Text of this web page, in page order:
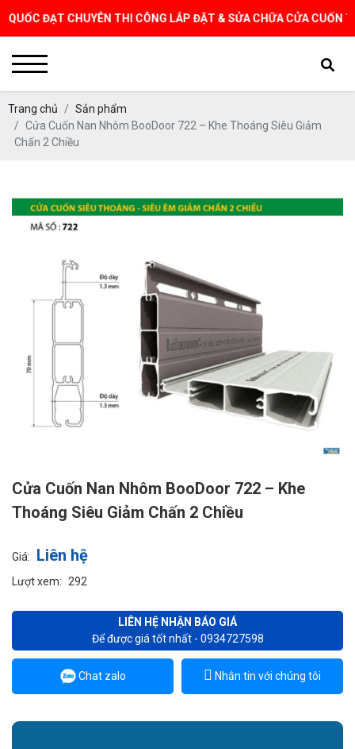
ĐẠT CHUYÊN THI CÔNG LẮP ĐẶT & SỬA CHỮA CỬA CUỐN TẠI
Trang chủ
Sản phẩm
Cửa Cuốn Nan Nhôm BooDoor 722 – Khe Thoáng Siêu Giảm
Chấn 2 Chiều
Cửa Cuốn Nan Nhôm BooDoor 722 – Khe
Thoáng Siêu Giảm Chấn 2 Chiều
Giá: Liên hệ
Lượt xem: 292
LIÊN HỆ NHẬN BÁO GIÁ
Để được giá tốt nhất - 0934727598
Chat zalo Nhắn tin với chúng tôi